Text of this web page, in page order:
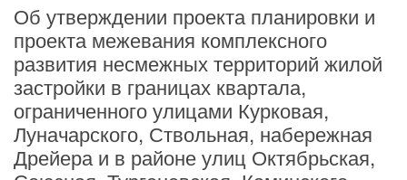
Об утверждении проекта планировки и
проекта межевания комплексного
развития несмежных территорий жилой
застройки в границах квартала,
ограниченного улицами Курковая,
Луначарского, Ствольная, набережная
Дрейера и в районе улиц Октябрьская,